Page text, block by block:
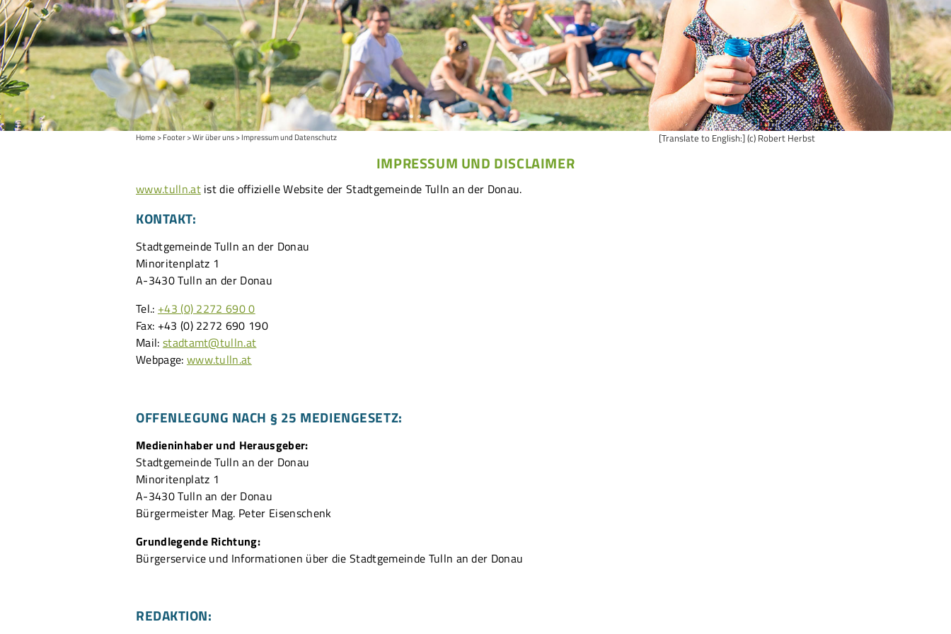
[Translate to English:] (c) Robert Herbst
Home Footer Wir über uns Impressum und Datenschutz
IMPRESSUM UND DISCLAIMER
www.tulln.atist die offizielle Website der Stadtgemeinde Tulln an der Donau.
KONTAKT:
Stadtgemeinde Tulln an der Donau
Minoritenplatz 1
A-3430 Tulln an der Donau
Tel.: +43 (0) 2272 690 0
Fax: +43 (0) 2272 690 190
Mail: stadtamt@tulln.at
Webpage: www.tulln.at
OFFENLEGUNG NACH § 25 MEDIENGESETZ:
Medieninhaber und Herausgeber:
Stadtgemeinde Tulln an der Donau
Minoritenplatz 1
A-3430 Tulln an der Donau
Bürgermeister Mag. Peter Eisenschenk
Grundlegende Richtung:
Bürgerservice und Informationen über die Stadtgemeinde Tulln an der Donau
REDAKTION: